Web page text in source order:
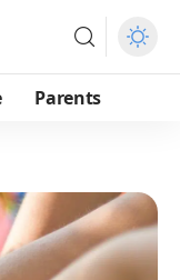
Parents